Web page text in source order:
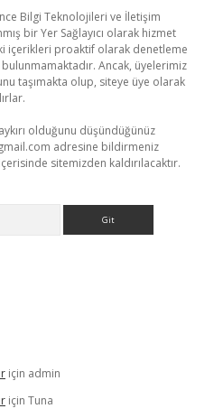
Bilgi Teknolojileri ve İletişim
bir Yer Sağlayıcı olarak hizmet
içerikleri proaktif olarak denetleme
Ancak, üyelerimiz
taşımakta olup, siteye üye olarak
olduğunu düşündüğünüz
adresine bildirmeniz
sitemizden kaldırılacaktır.
için admin
için Tuna